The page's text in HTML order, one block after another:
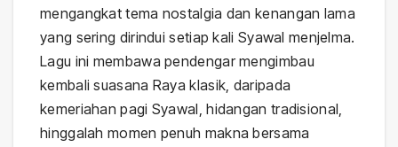
mengangkat tema nostalgia dan kenangan lama
yang sering dirindui setiap kali Syawal menjelma.
Lagu ini membawa pendengar mengimbau
kembali suasana Raya klasik, daripada
kemeriahan pagi Syawal, hidangan tradisional,
hinggalah momen penuh makna bersama